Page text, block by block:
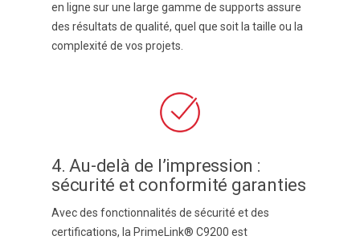
en ligne sur une large gamme de supports assure
des résultats de qualité, quel que soit la taille ou la
complexité de vos projets.
4. Au-delà de l’impression :
sécurité et conformité garanties
Avec des fonctionnalités de sécurité et des
certifications, la PrimeLink® C9200 est